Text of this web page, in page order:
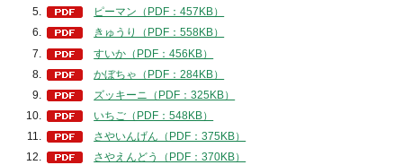
ピーマン（PDF：457KB）
きゅうり（PDF：558KB）
すいか（PDF：456KB）
かぼちゃ（PDF：284KB）
ズッキーニ（PDF：325KB）
いちご（PDF：548KB）
さやいんげん（PDF：375KB）
さやえんどう（PDF：370KB）